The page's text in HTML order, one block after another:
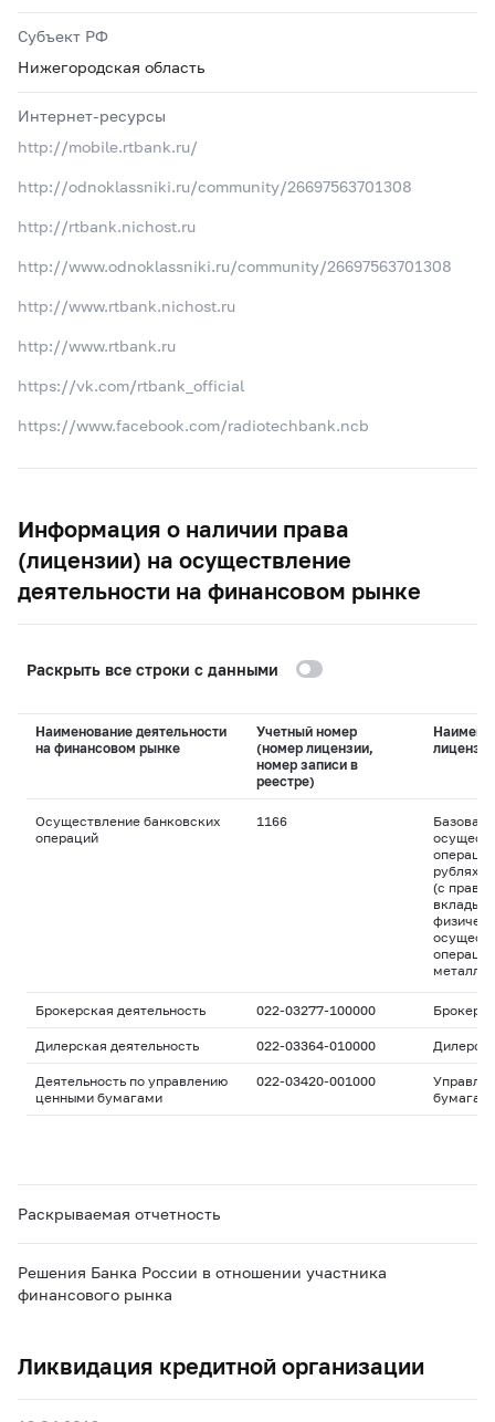
Субъект РФ
Нижегородская область
Интернет-ресурсы
http://mobile.rtbank.ru/
http://odnoklassniki.ru/community/26697563701308
http://rtbank.nichost.ru
http://www.odnoklassniki.ru/community/26697563701308
http://www.rtbank.nichost.ru
http://www.rtbank.ru
https://vk.com/rtbank_official
https://www.facebook.com/radiotechbank.ncb
Информация о наличии права
(лицензии) на осуществление
деятельности на финансовом рынке
Раскрыть все строки с данными
Наименование деятельности
на финансовом рынке
Учетный номер
(номер лицензии,
номер записи в
реестре)
лицензии
Осуществление банковских
операций
1166
Базовая
рублях и
(с
вклады
Брокерская деятельность 022-03277-100000
Дилерская деятельность 022-03364-010000
Деятельность по управлению
ценными бумагами
022-03420-001000
Раскрываемая отчетность
Решения Банка России в отношении участника
финансового рынка
Ликвидация кредитной организации